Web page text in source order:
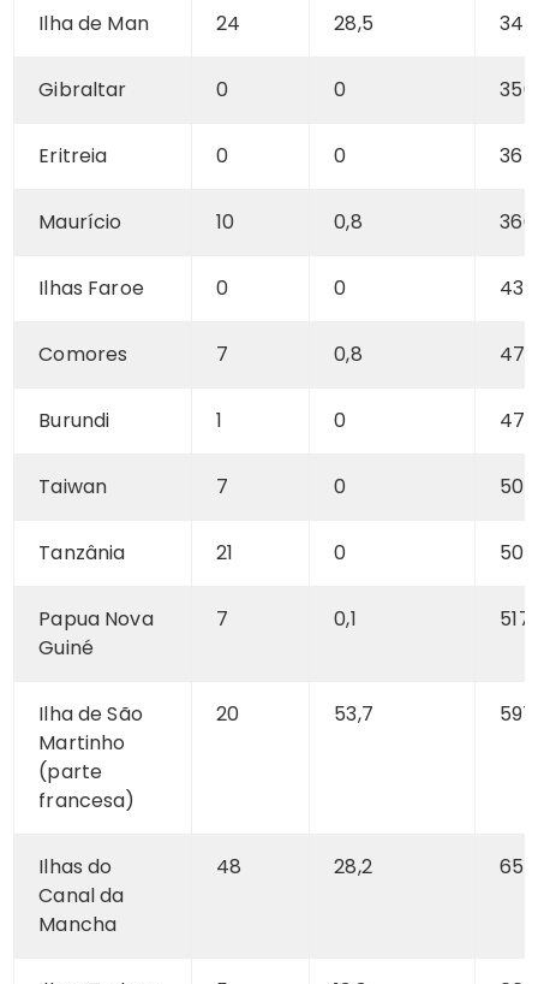
Ilha de Man 24 28,5 340
Gibraltar 0 0 350
Eritreia 0 0 364
Maurício 10 0,8 366
Ilhas Faroe 0 0 437
Comores 7 0,8 470
Burundi 1 0 474
Taiwan 7 0 509
Tanzânia 21 0 509
Papua Nova
Guiné
7 0,1 517
Ilha de São
Martinho
(parte
francesa)
20 53,7 591
Ilhas do
Canal da
Mancha
48 28,2 652